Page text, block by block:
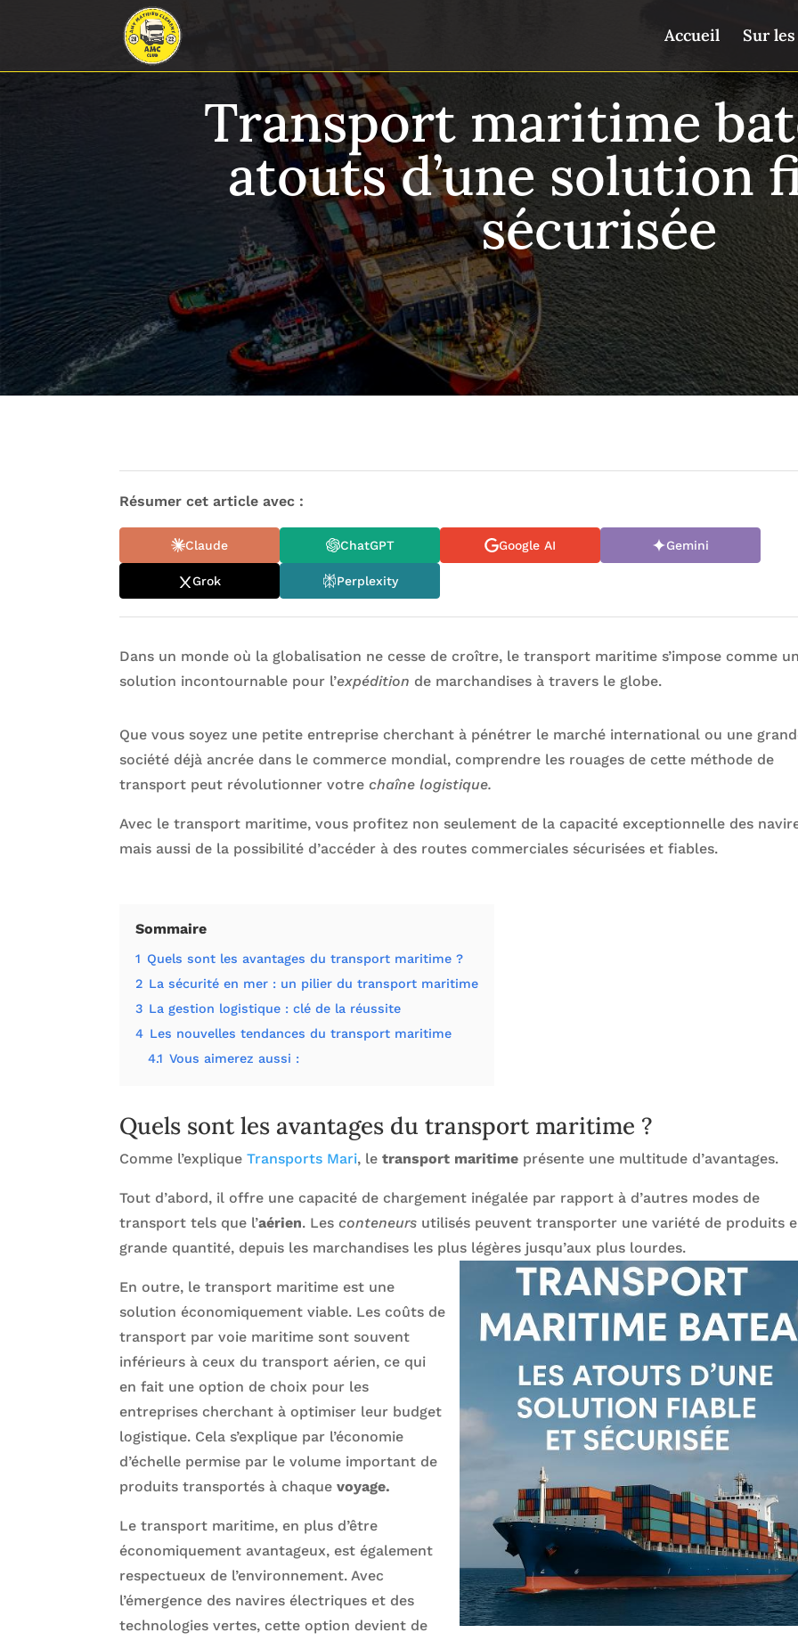
Accueil Sur
Transport maritime
atouts d’une solution
sécurisée
Résumer cet article avec :
Claude ChatGPT Google AI Gemini
Grok Perplexity
Dans un monde où la globalisation ne cesse de croître, le transport maritime s’impose comme
solution incontournable pour l’expédition de marchandises à travers le globe.
Que vous soyez une petite entreprise cherchant à pénétrer le marché international ou une
société déjà ancrée dans le commerce mondial, comprendre les rouages de cette méthode de
transport peut révolutionner votrechaîne logistique.
Avec le transport maritime, vous profitez non seulement de la capacité exceptionnelle des
mais aussi de la possibilité d’accéder à des routes commerciales sécurisées et fiables.
Sommaire
1 Quels sont les avantages du transport maritime ?
2 La sécurité en mer : un pilier du transport maritime
3 La gestion logistique : clé de la réussite
4 Les nouvelles tendances du transport maritime
4.1 Vous aimerez aussi :
Quels sont les avantages du transport maritime ?
Comme l’expliqueTransports Mari, letransport maritime présente une multitude d’avantages.
Tout d’abord, il offre une capacité de chargement inégalée par rapport à d’autres modes de
transport tels que l’aérien. Lesconteneurs utilisés peuvent transporter une variété de produits
grande quantité, depuis les marchandises les plus légères jusqu’aux plus lourdes.
En outre, le transport maritime est une
solution économiquement viable. Les coûts de
transport par voie maritime sont souvent
inférieurs à ceux du transport aérien, ce qui
en fait une option de choix pour les
entreprises cherchant à optimiser leur budget
logistique. Cela s’explique par l’économie
d’échelle permise par le volume important de
produits transportés à chaquevoyage.
Le transport maritime, en plus d’être
économiquement avantageux, est également
respectueux de l’environnement. Avec
l’émergence des navires électriques et des
technologies vertes, cette option devient de